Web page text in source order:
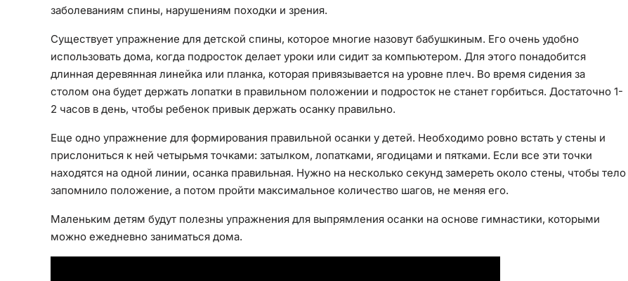
заболеваниям спины, нарушениям походки и зрения.
Существует упражнение для детской спины, которое многие назовут бабушкиным. Его очень удобно
использовать дома, когда подросток делает уроки или сидит за компьютером. Для этого понадобится
длинная деревянная линейка или планка, которая привязывается на уровне плеч. Во время сидения за
столом она будет держать лопатки в правильном положении и подросток не станет горбиться. Достаточно 1-
2 часов в день, чтобы ребенок привык держать осанку правильно.
Еще одно упражнение для формирования правильной осанки у детей. Необходимо ровно встать у стены и
прислониться к ней четырьмя точками: затылком, лопатками, ягодицами и пятками. Если все эти точки
находятся на одной линии, осанка правильная. Нужно на несколько секунд замереть около стены, чтобы тело
запомнило положение, а потом пройти максимальное количество шагов, не меняя его.
Маленьким детям будут полезны упражнения для выпрямления осанки на основе гимнастики, которыми
можно ежедневно заниматься дома.